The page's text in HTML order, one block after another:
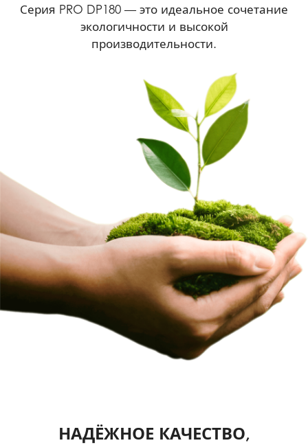
Серия PRO DP180 — это идеальное сочетание
экологичности и высокой
производительности.
НАДЁЖНОЕ КАЧЕСТВО,